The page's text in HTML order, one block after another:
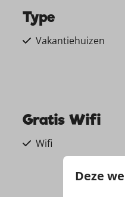
Type
Vakantiehuizen
Gratis Wifi
Wifi
Deze